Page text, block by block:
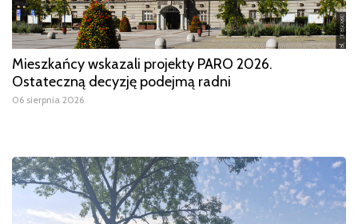
Mieszkańcy wskazali projekty PARO 2026.
Ostateczną decyzję podejmą radni
06 sierpnia 2026